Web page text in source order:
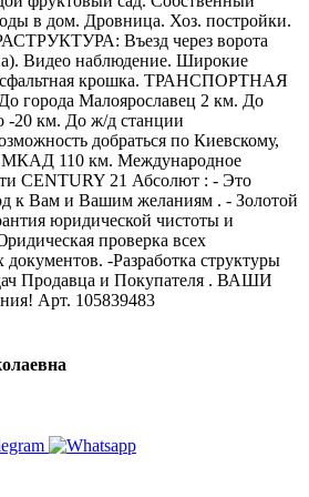
в дом. Дровница. Хоз. постройки.
Въезд через ворота
Видео наблюдение. Широкие
крошка. ТРАНСПОРТНАЯ
Малоярославец 2 км. До
-20 км. До ж/д станции
добраться по Киевскому,
МКАД 110 км. Международное
CENTURY 21 Абсолют : - Это
к Вам и Вашим желаниям . - Золотой
юридической чистоты и
проверка всех
-Разработка структуры
Продавца и Покупателя . ВАШИ
Арт. 105839483